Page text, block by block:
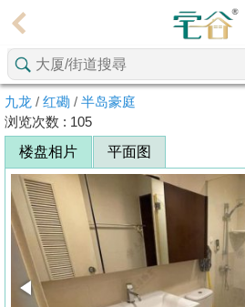
理
主
页
搵
楼/
成
交
业
主
放
九龙 / 红磡 / 半岛豪庭
浏览次数 : 105
楼盘相片
平面图